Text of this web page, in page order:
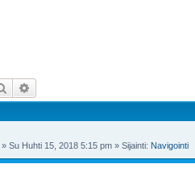
Etsi
» Su Huhti 15, 2018 5:15 pm » Sijainti: Navigointi